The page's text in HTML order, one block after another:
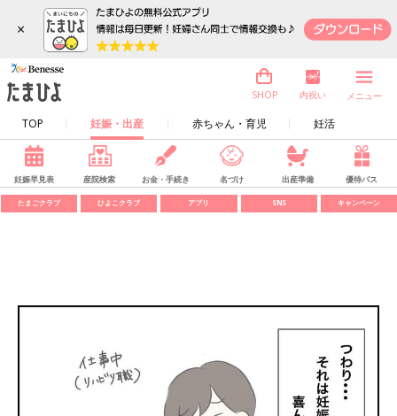
×
TOP 妊娠・出産 赤ちゃん・育児 妊活
SHOP 内祝い メニュー
妊娠早見表 産院検索 お金・手続き 名づけ 出産準備 優待パス
たまごクラブ ひよこクラブ アプリ SNS キャンペーン